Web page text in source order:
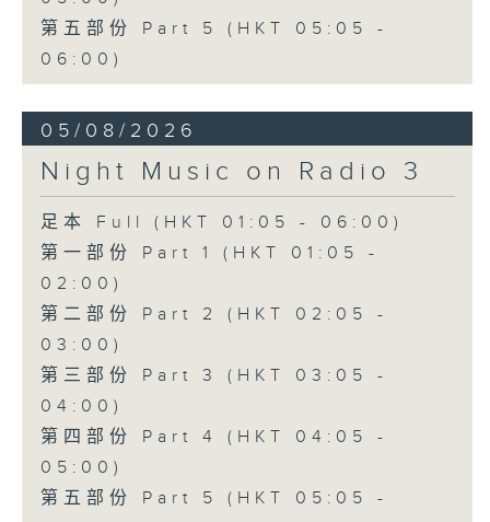
第五部份 Part 5 (HKT 05:05 -
06:00)
05/08/2026
Night Music on Radio 3
足本 Full (HKT 01:05 - 06:00)
第一部份 Part 1 (HKT 01:05 -
02:00)
第二部份 Part 2 (HKT 02:05 -
03:00)
第三部份 Part 3 (HKT 03:05 -
04:00)
第四部份 Part 4 (HKT 04:05 -
05:00)
第五部份 Part 5 (HKT 05:05 -